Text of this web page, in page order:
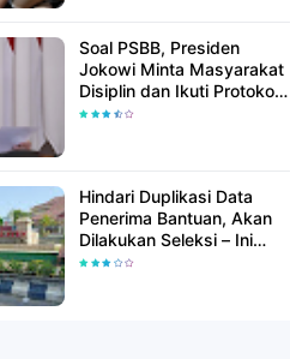
Soal PSBB, Presiden
Jokowi Minta Masyarakat
Disiplin dan Ikuti Protokol
Kesehatan
Hindari Duplikasi Data
Penerima Bantuan, Akan
Dilakukan Seleksi – Ini
Penjelasanya